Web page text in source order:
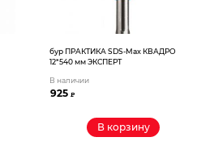
бур ПРАКТИКА SDS-Max КВАДРО
12*540 мм ЭКСПЕРТ
В наличии
925₽
В корзину